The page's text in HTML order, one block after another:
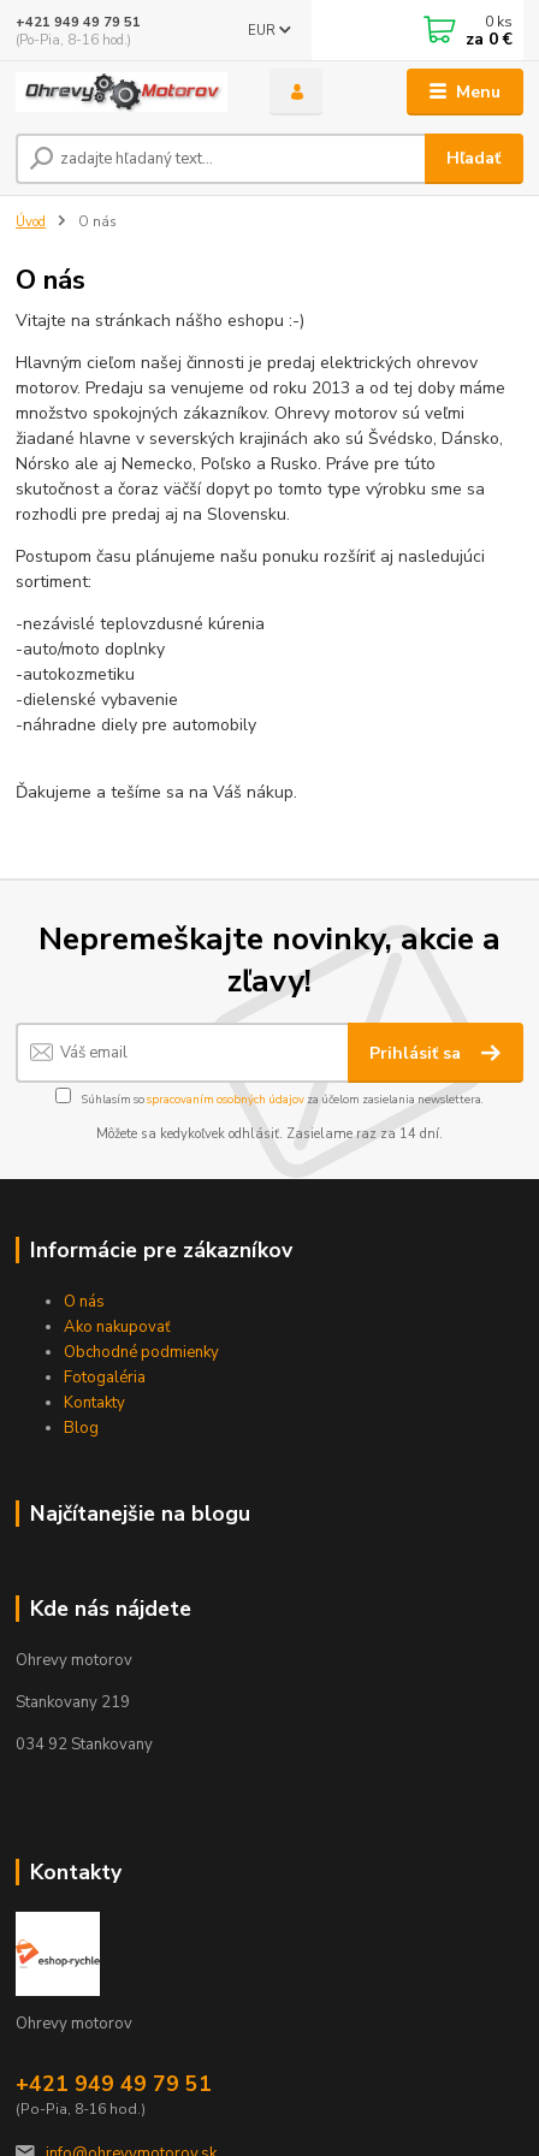
Menu
EUR
Hľadať
+421 949 49 79 51
(Po-Pia, 8-16 hod.)
0 ks
za 0 €
Úvod O nás
O nás
Vitajte na stránkach nášho eshopu :-)
Hlavným cieľom našej činnosti je predaj elektrických ohrevov
motorov. Predaju sa venujeme od roku 2013 a od tej doby máme
množstvo spokojných zákazníkov. Ohrevy motorov sú veľmi
žiadané hlavne v severských krajinách ako sú Švédsko, Dánsko,
Nórsko ale aj Nemecko, Poľsko a Rusko. Práve pre túto
skutočnost a čoraz väčší dopyt po tomto type výrobku sme sa
rozhodli pre predaj aj na Slovensku.
Postupom času plánujeme našu ponuku rozšíriť aj nasledujúci
sortiment:
-nezávislé teplovzdusné kúrenia
-auto/moto doplnky
-autokozmetiku
-dielenské vybavenie
-náhradne diely pre automobily
Ďakujeme a tešíme sa na Váš nákup.
Nepremeškajte novinky, akcie a
zľavy!
Prihlásiť sa
Súhlasím sospracovaním osobných údajov za účelom zasielania newslettera.
Môžete sa kedykoľvek odhlásiť. Zasielame raz za 14 dní.
Informácie pre zákazníkov
O nás
Ako nakupovať
Obchodné podmienky
Fotogaléria
Kontakty
Blog
Najčítanejšie na blogu
Kde nás nájdete
Ohrevy motorov
Stankovany 219
034 92 Stankovany
Kontakty
Ohrevy motorov
+421 949 49 79 51
(Po-Pia, 8-16 hod.)